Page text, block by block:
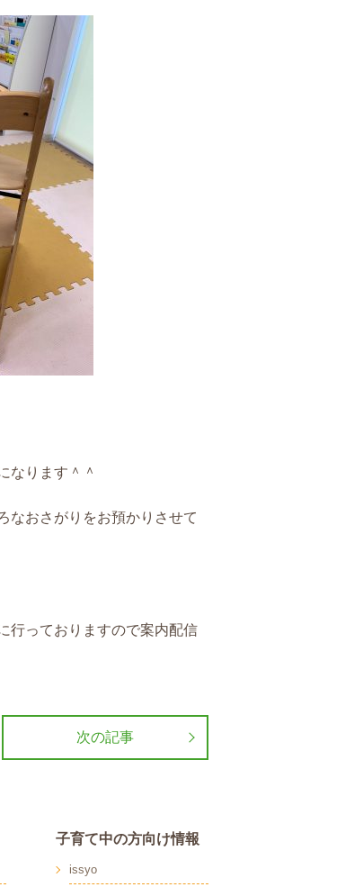
なります＾＾
なおさがりをお預かりさせて
行っておりますので案内配信
次の記事
子育て中の方向け情報
issyo